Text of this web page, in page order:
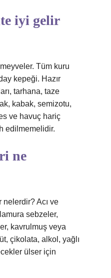
iyi gelir
Tüm kuru
kepeği. Hazır
tarhana, taze
kabak, semizotu,
ve havuç hariç
edilmemelidir.
ne
Acı ve
sebzeler,
kavrulmuş veya
çikolata, alkol, yağlı
ülser için